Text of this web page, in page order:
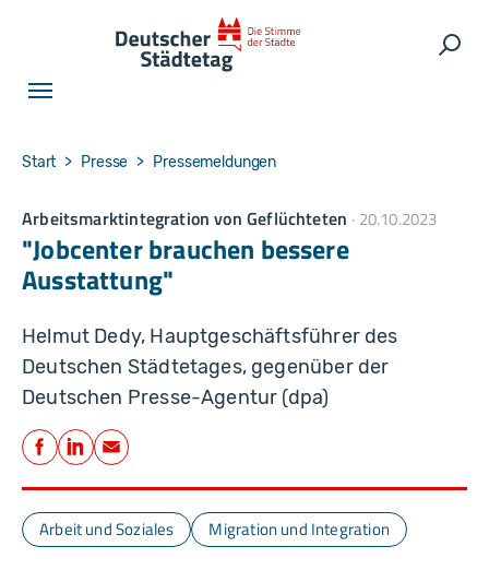
You are here:
Start Presse Pressemeldungen
Arbeitsmarktintegration von Geflüchteten 20.10.2023
"Jobcenter brauchen bessere
Ausstattung"
Helmut Dedy, Hauptgeschäftsführer des
Deutschen Städtetages, gegenüber der
Deutschen Presse-Agentur (dpa)
Teilen
Facebook
LinkedIn
E-Mail
Arbeit und Soziales Migration und Integration